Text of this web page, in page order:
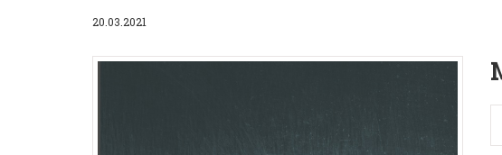
20.03.2021